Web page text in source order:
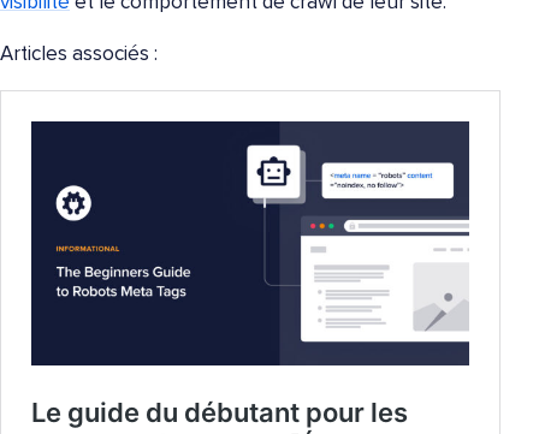
Articles associés :